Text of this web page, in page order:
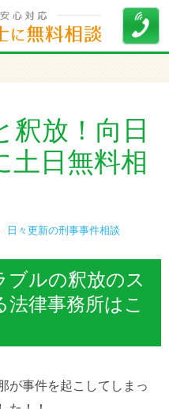
釈放！向日
土日無料相
日々更新の刑事事件相談
ブルの釈放のス
律事務所はこ
が事件を起こしてしまっ